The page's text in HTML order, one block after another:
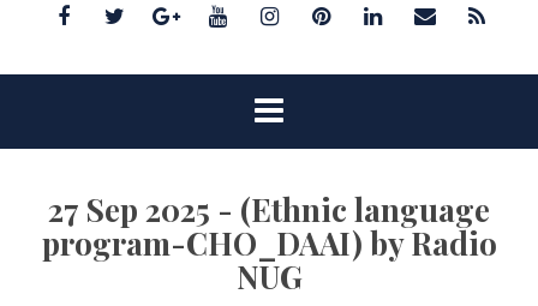
27 Sep 2025 - (Ethnic language
program-CHO_DAAI) by Radio
NUG